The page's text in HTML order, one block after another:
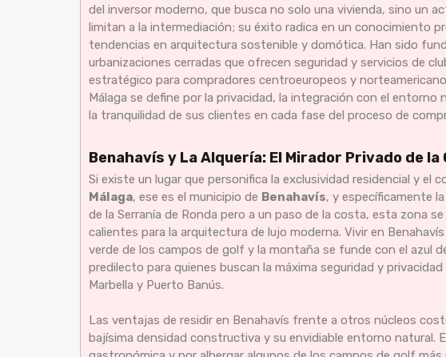
del inversor moderno, que busca no solo una vivienda, sino un
limitan a la intermediación; su éxito radica en un conocimiento
tendencias en arquitectura sostenible y domótica. Han sido
urbanizaciones cerradas que ofrecen seguridad y servicios de
estratégico para compradores centroeuropeos y
Málaga se define por la privacidad, la integración con el
la tranquilidad de sus clientes en cada fase del proceso de
Benahavís y La Alquería: El Mirador Privado de la
Si existe un lugar que personifica la exclusividad residencial y el
Málaga, ese es el municipio de Benahavís, y específicamente
de la Serranía de Ronda pero a un paso de la costa, esta zona
calientes para la arquitectura de lujo moderna. Vivir en
verde de los campos de golf y la montaña se funde con el azul
predilecto para quienes buscan la máxima seguridad y
Marbella y Puerto Banús.
Las ventajas de residir en Benahavís frente a otros núcleos
bajísima densidad constructiva y su envidiable entorno natural.